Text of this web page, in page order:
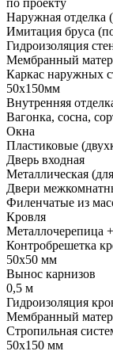
по проекту
Наружная отделка
Имитация бруса
Гидроизоляция
Мембранный
Каркас наружных
50х150мм
Внутренняя
Вагонка, сосна,
Окна
Пластиковые
Дверь входная
Металлическая
Двери
Филенчатые из
Кровля
Металлочерепица
Контробрешетка
50х50 мм
Вынос карнизов
0,5 м
Гидроизоляция
Мембранный
Стропильная
50х150 мм